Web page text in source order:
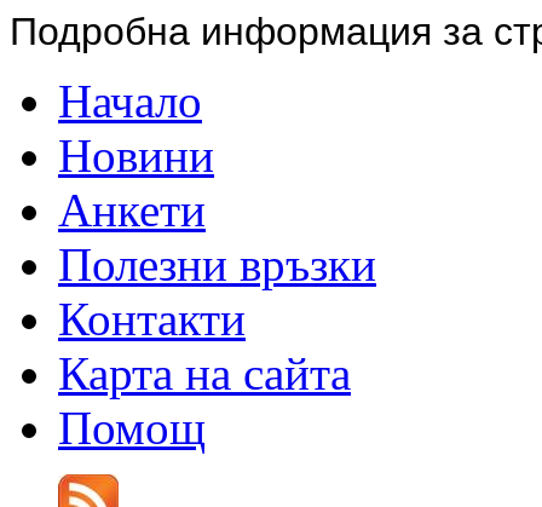
Подробна информация за
Начало
Новини
Анкети
Полезни връзки
Контакти
Карта на сайта
Помощ